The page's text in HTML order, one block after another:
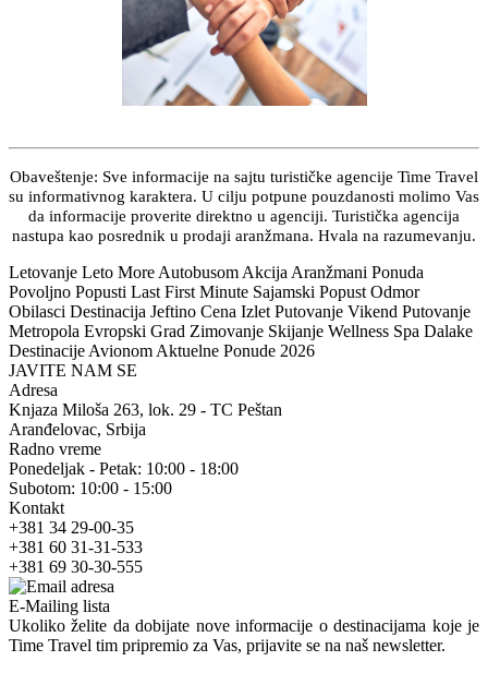
Obaveštenje: Sve informacije na sajtu turističke agencije Time Travel
su informativnog karaktera. U cilju potpune pouzdanosti molimo Vas
da informacije proverite direktno u agenciji. Turistička agencija
nastupa kao posrednik u prodaji aranžmana. Hvala na razumevanju.
Letovanje Leto More Autobusom Akcija Aranžmani Ponuda
Povoljno Popusti Last First Minute Sajamski Popust Odmor
Obilasci Destinacija Jeftino Cena Izlet Putovanje Vikend Putovanje
Metropola Evropski Grad Zimovanje Skijanje Wellness Spa Dalake
Destinacije Avionom Aktuelne Ponude 2026
JAVITE NAM SE
Adresa
Knjaza Miloša 263, lok. 29 - TC Peštan
Aranđelovac, Srbija
Radno vreme
Ponedeljak - Petak: 10:00 - 18:00
Subotom: 10:00 - 15:00
Kontakt
+381 34 29-00-35
+381 60 31-31-533
+381 69 30-30-555
E-Mailing lista
Ukoliko želite da dobijate nove informacije o destinacijama koje je
Time Travel tim pripremio za Vas, prijavite se na naš newsletter.